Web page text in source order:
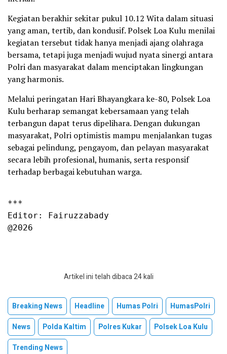
Kegiatan berakhir sekitar pukul 10.12 Wita dalam situasi
yang aman, tertib, dan kondusif. Polsek Loa Kulu menilai
kegiatan tersebut tidak hanya menjadi ajang olahraga
bersama, tetapi juga menjadi wujud nyata sinergi antara
Polri dan masyarakat dalam menciptakan lingkungan
yang harmonis.
Melalui peringatan Hari Bhayangkara ke-80, Polsek Loa
Kulu berharap semangat kebersamaan yang telah
terbangun dapat terus dipelihara. Dengan dukungan
masyarakat, Polri optimistis mampu menjalankan tugas
sebagai pelindung, pengayom, dan pelayan masyarakat
secara lebih profesional, humanis, serta responsif
terhadap berbagai kebutuhan warga.
***
Editor: Fairuzzabady
@2026
Artikel ini telah dibaca 24 kali
Breaking News Headline Humas Polri
HumasPolri
News
Polda Kaltim Polres Kukar
Polsek Loa Kulu
Trending News